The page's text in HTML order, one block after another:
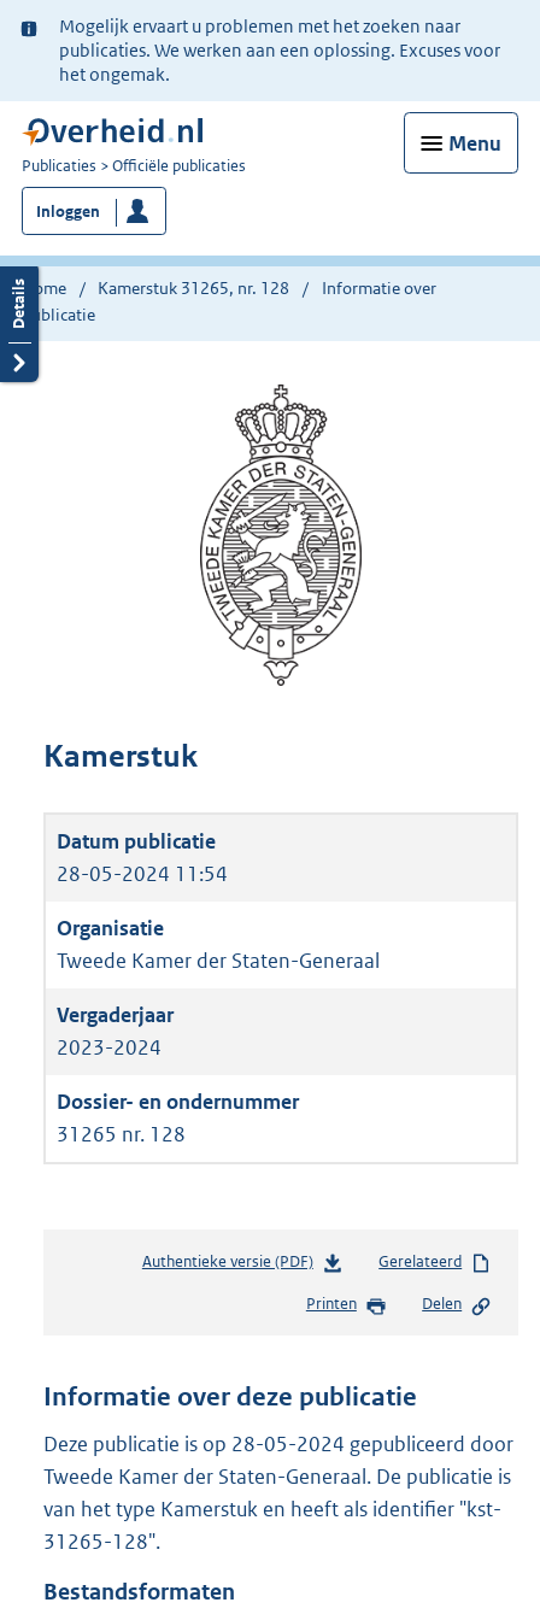
Ter
informatie:
Mogelijk ervaart u problemen met het zoeken naar
publicaties. We werken aan een oplossing. Excuses voor
het ongemak.
Menu
U
bent
nu
hier:
Publicaties Officiële publicaties
Inloggen
Home Kamerstuk 31265, nr. 128
Informatie over
publicatie
Kamerstuk
28-05-2024 11:54
Tweede Kamer der Staten-Generaal
2023-2024
31265 nr. 128
Authentieke versie (PDF)b
s
n
s
r
o
Gerelateerd
Printen Delen
Informatie over deze publicatie
Deze publicatie is op 28-05-2024 gepubliceerd door
Tweede Kamer der Staten-Generaal. De publicatie is
van het type Kamerstuk en heeft als identifier "kst-
31265-128".
Bestandsformaten